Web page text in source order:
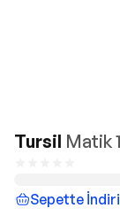
Tursil Matik
Sepette